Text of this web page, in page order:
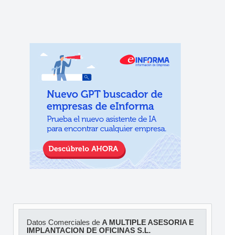
Datos Comerciales de A MULTIPLE ASESORIA E
IMPLANTACION DE OFICINAS S.L.